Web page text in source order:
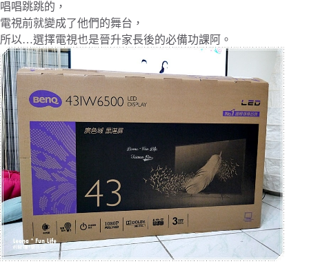
唱唱跳跳的，
電視前就變成了他們的舞台，
所以…選擇電視也是晉升家長後的必備功課阿。